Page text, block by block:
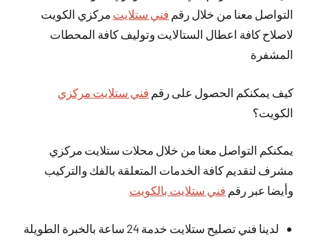
التواصل معنا من خلال رقم فني ستلايت مركزي الكويت
لاصلاح كافة اعطال الستالايت وتوليف كافة المحطات
المشفرة
كيف يمكنكم الحصول على رقم فني ستلايت مركزي
الكويت؟
يمكنكم التواصل معنا من خلال محلات ستلايت مركزي
مشرف لتقديم كافة الخدمات المتعلقة بالفك والتركيب
وأيضا عبر رقم فني ستلايت بالكويت
لدينا فني تصليح ستلايت خدمة 24 ساعة بالخبرة الطويلة